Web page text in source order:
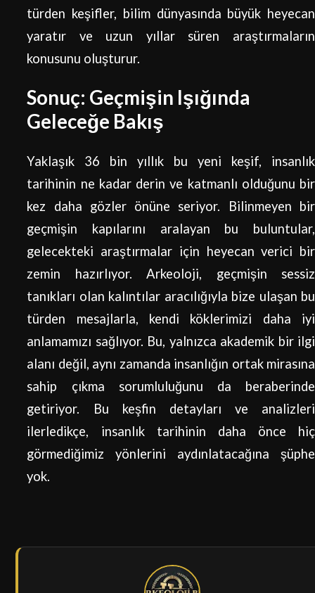
türden keşifler, bilim dünyasında büyük heyecan
yaratır ve uzun yıllar süren araştırmaların
konusunu oluşturur.
Sonuç: Geçmişin Işığında
Geleceğe Bakış
Yaklaşık 36 bin yıllık bu yeni keşif, insanlık
tarihinin ne kadar derin ve katmanlı olduğunu bir
kez daha gözler önüne seriyor. Bilinmeyen bir
geçmişin kapılarını aralayan bu buluntular,
gelecekteki araştırmalar için heyecan verici bir
zemin hazırlıyor. Arkeoloji, geçmişin sessiz
tanıkları olan kalıntılar aracılığıyla bize ulaşan bu
türden mesajlarla, kendi köklerimizi daha iyi
anlamamızı sağlıyor. Bu, yalnızca akademik bir ilgi
alanı değil, aynı zamanda insanlığın ortak mirasına
sahip çıkma sorumluluğunu da beraberinde
getiriyor. Bu keşfin detayları ve analizleri
ilerledikçe, insanlık tarihinin daha önce hiç
görmediğimiz yönlerini aydınlatacağına şüphe
yok.